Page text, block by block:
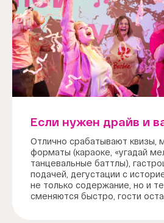
Если нужен драйв и
Отлично срабатывают квизы,
форматы (караоке, «угадай
танцевальные баттлы),
подачей, дегустации с
не только содержание, но и
сменяются быстро, гости